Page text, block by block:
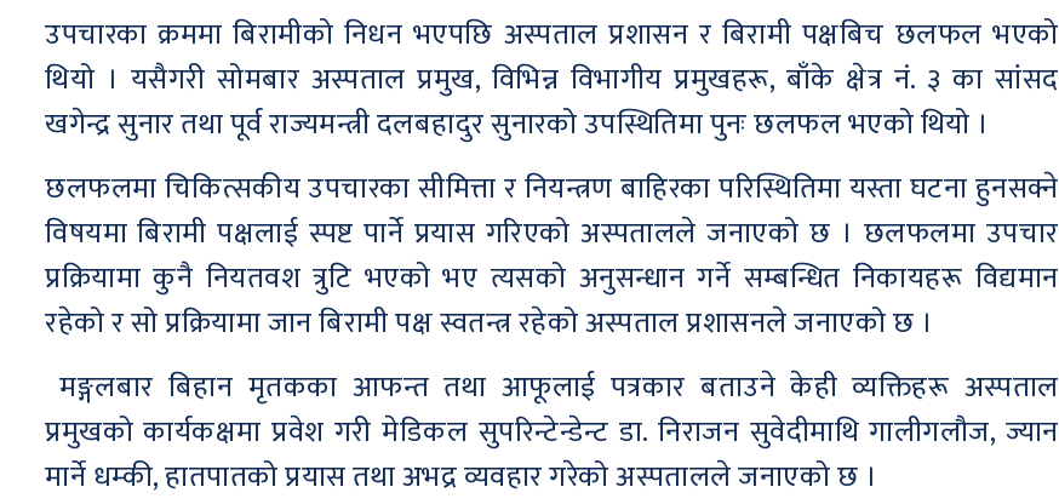
उपचारका क्रममा बिरामीको निधन भएपछि अस्पताल प्रशासन र बिरामी पक्षबिच छलफल भएको
थियो । यसैगरी सोमबार अस्पताल प्रमुख, विभिन्न विभागीय प्रमुखहरू, बाँके क्षेत्र नं. ३ का सांसद
खगेन्द्र सुनार तथा पूर्व राज्यमन्त्री दलबहादुर सुनारको उपस्थितिमा पुनः छलफल भएको थियो ।
छलफलमा चिकित्सकीय उपचारका सीमित्ता र नियन्त्रण बाहिरका परिस्थितिमा यस्ता घटना हुनसक्ने
विषयमा बिरामी पक्षलाई स्पष्ट पार्ने प्रयास गरिएको अस्पतालले जनाएको छ । छलफलमा उपचार
प्रक्रियामा कुनै नियतवश त्रुटि भएको भए त्यसको अनुसन्धान गर्ने सम्बन्धित निकायहरू विद्यमान
रहेको र सो प्रक्रियामा जान बिरामी पक्ष स्वतन्त्र रहेको अस्पताल प्रशासनले जनाएको छ ।
मङ्गलबार बिहान मृतकका आफन्त तथा आफूलाई पत्रकार बताउने केही व्यक्तिहरू अस्पताल
प्रमुखको कार्यकक्षमा प्रवेश गरी मेडिकल सुपरिन्टेन्डेन्ट डा. निराजन सुवेदीमाथि गालीगलौज, ज्यान
मार्ने धम्की, हातपातको प्रयास तथा अभद्र व्यवहार गरेको अस्पतालले जनाएको छ ।